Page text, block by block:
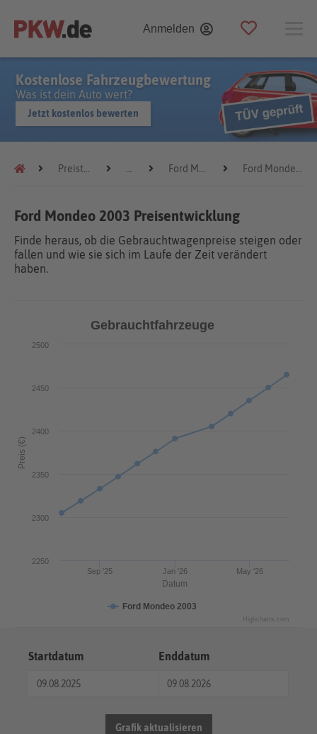
Anmelden
Kostenlose Fahrzeugbewertung
Was ist dein Auto wert?
Jetzt kostenlos bewerten
Preistrends Ford Mondeo Ford Mondeo 2003
Ford Mondeo 2003 Preisentwicklung
Finde heraus, ob die Gebrauchtwagenpreise steigen oder
fallen und wie sie sich im Laufe der Zeit verändert
haben.
Datum
Preis (€)
Gebrauchtfahrzeuge
Ford Mondeo 2003
Jan '26
Sep '25 May '26
2300
2350
2400
2450
2250
2500
Highcharts.com
Startdatum Enddatum
Grafik aktualisieren